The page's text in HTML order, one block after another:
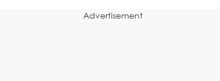
Advertisement